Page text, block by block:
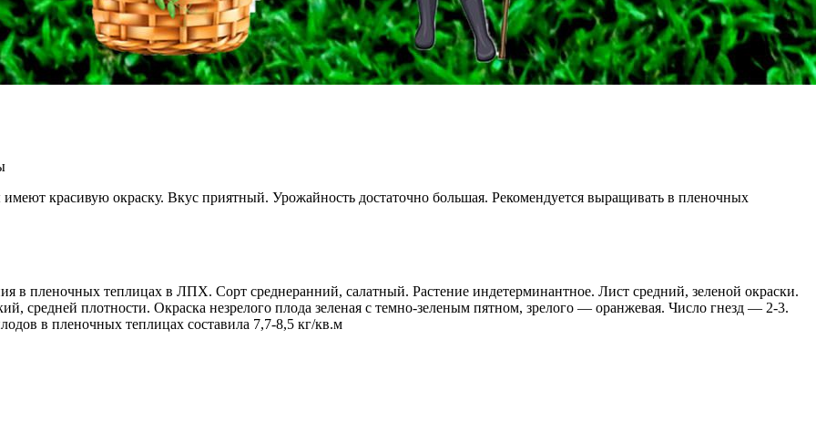
красивую окраску. Вкус приятный. Урожайность достаточно большая. Рекомендуется выращивать в пленочных
в пленочных теплицах в ЛПХ. Сорт среднеранний, салатный. Растение индетерминантное. Лист средний, зеленой окраски.
средней плотности. Окраска незрелого плода зеленая с темно-зеленым пятном, зрелого — оранжевая. Число гнезд — 2-3.
в пленочных теплицах составила 7,7-8,5 кг/кв.м